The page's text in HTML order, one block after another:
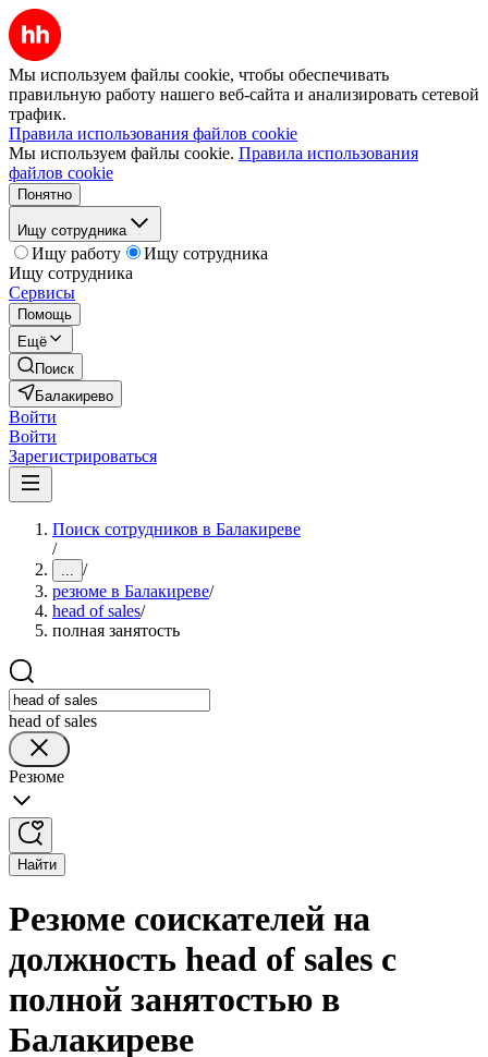
Мы используем файлы cookie, чтобы обеспечивать
правильную работу нашего веб-сайта и анализировать сетевой
трафик.
Правила использования файлов cookie
Мы используем файлы cookie. Правила использования
файлов cookie
Понятно
Ищу сотрудника
Ищу работу
Ищу сотрудника
Ищу сотрудника
Сервисы
Помощь
Ещё
Поиск
Балакирево
Войти
Войти
Зарегистрироваться
Поиск сотрудников в Балакиреве
/
... /
резюме в Балакиреве/
head of sales/
полная занятость
head of sales
Резюме
Найти
Резюме соискателей на
должность head of sales с
полной занятостью в
Балакиреве